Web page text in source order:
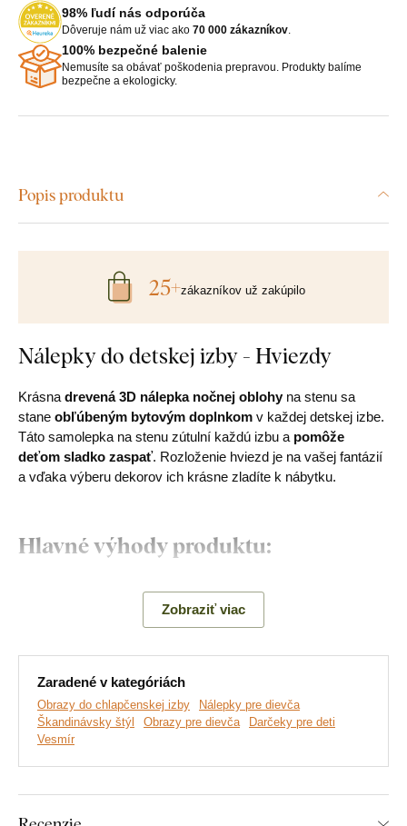
98% ľudí nás odporúča
Dôveruje nám už viac ako 70 000 zákazníkov.
100% bezpečné balenie
Nemusíte sa obávať poškodenia prepravou. Produkty balíme
bezpečne a ekologicky.
Popis produktu
Nálepky do detskej izby - Hviezdy
Krásna drevená 3D nálepka nočnej oblohy na stenu sa
stane obľúbeným bytovým doplnkom v každej detskej izbe.
Táto samolepka na stenu zútulní každú izbu a pomôže
deťom sladko zaspať. Rozloženie hviezd je na vašej fantázií
a vďaka výberu dekorov ich krásne zladíte k nábytku.
Hlavné výhody produktu:
Jednoduchá montáž na stenu
Drevený 3 mm hrubý materiál
Lacná dekorácia
Rozmery a počet hviezd v balení:
Zobraziť viac
25+zákazníkov už zakúpilo
Zaradené v kategóriách
Obrazy do chlapčenskej izby
Nálepky pre dievča
Škandinávsky štýl
Obrazy pre dievča
Darčeky pre deti
Vesmír